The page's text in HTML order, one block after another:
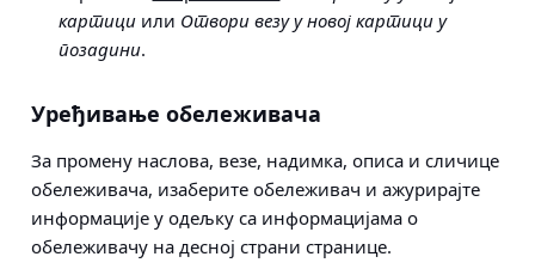
картициили Отвори везу у новој картици у
позадини.
Уређивање обележивача
За промену наслова, везе, надимка, описа и сличице
обележивача, изаберите обележивач и ажурирајте
информације у одељку са информацијама о
обележивачу на десној страни странице.